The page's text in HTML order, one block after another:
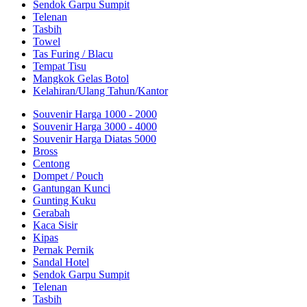
Sendok Garpu Sumpit
Telenan
Tasbih
Towel
Tas Furing / Blacu
Tempat Tisu
Mangkok Gelas Botol
Kelahiran/Ulang Tahun/Kantor
Souvenir Harga 1000 - 2000
Souvenir Harga 3000 - 4000
Souvenir Harga Diatas 5000
Bross
Centong
Dompet / Pouch
Gantungan Kunci
Gunting Kuku
Gerabah
Kaca Sisir
Kipas
Pernak Pernik
Sandal Hotel
Sendok Garpu Sumpit
Telenan
Tasbih